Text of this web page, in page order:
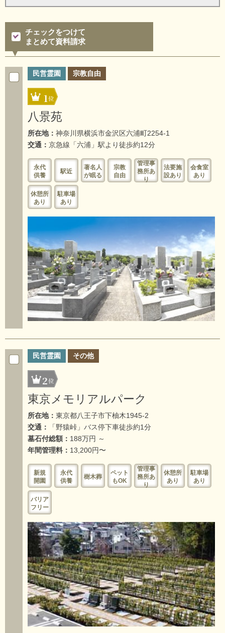
チェックをつけて
まとめて資料請求
民営霊園 宗教自由
1
八景苑
所在地： 神奈川県横浜市金沢区六浦町2254-1
交通： 京急線「六浦」駅より徒歩約12分
永代
供養
駅近
著名人
が眠る
宗教
自由
管理事
務所あ
り
法要施
設あり
会食室
あり
休憩所
あり
駐車場
あり
民営霊園 その他
2
東京メモリアルパーク
所在地： 東京都八王子市下柚木1945-2
交通：
「野猿峠」バス停下車徒歩約1分
墓石付総額： 188万円 ～
年間管理料： 13,200円〜
新規
開園
永代
供養
樹木葬
ペット
もOK
管理事
務所あ
り
休憩所
あり
駐車場
あり
バリア
フリー